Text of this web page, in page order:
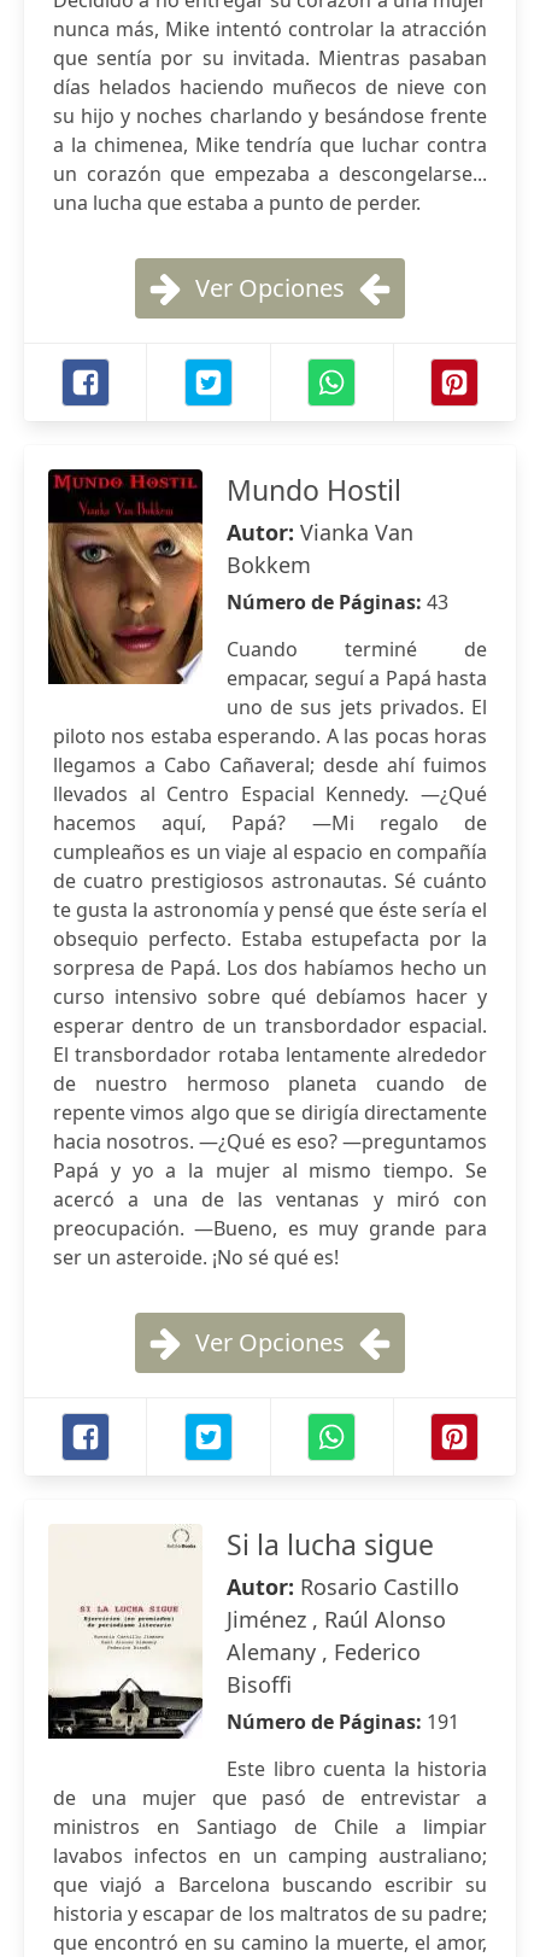
nunca más, Mike intentó controlar la atracción
que sentía por su invitada. Mientras pasaban
días helados haciendo muñecos de nieve con
su hijo y noches charlando y besándose frente
a la chimenea, Mike tendría que luchar contra
un corazón que empezaba a descongelarse...
una lucha que estaba a punto de perder.
Ver Opciones
Mundo Hostil
Autor: Vianka Van
Bokkem
Número de Páginas: 43
Cuando terminé de
empacar, seguí a Papá hasta
uno de sus jets privados. El
piloto nos estaba esperando. A las pocas horas
llegamos a Cabo Cañaveral; desde ahí fuimos
llevados al Centro Espacial Kennedy. —¿Qué
hacemos aquí, Papá? —Mi regalo de
cumpleaños es un viaje al espacio en compañía
de cuatro prestigiosos astronautas. Sé cuánto
te gusta la astronomía y pensé que éste sería el
obsequio perfecto. Estaba estupefacta por la
sorpresa de Papá. Los dos habíamos hecho un
curso intensivo sobre qué debíamos hacer y
esperar dentro de un transbordador espacial.
El transbordador rotaba lentamente alrededor
de nuestro hermoso planeta cuando de
repente vimos algo que se dirigía directamente
hacia nosotros. —¿Qué es eso? —preguntamos
Papá y yo a la mujer al mismo tiempo. Se
acercó a una de las ventanas y miró con
preocupación. —Bueno, es muy grande para
ser un asteroide. ¡No sé qué es!
Ver Opciones
Si la lucha sigue
Autor: Rosario Castillo
Jiménez , Raúl Alonso
Alemany , Federico
Bisoffi
Número de Páginas: 191
Este libro cuenta la historia
de una mujer que pasó de entrevistar a
ministros en Santiago de Chile a limpiar
lavabos infectos en un camping australiano;
que viajó a Barcelona buscando escribir su
historia y escapar de los maltratos de su padre;
que encontró en su camino la muerte, el amor,